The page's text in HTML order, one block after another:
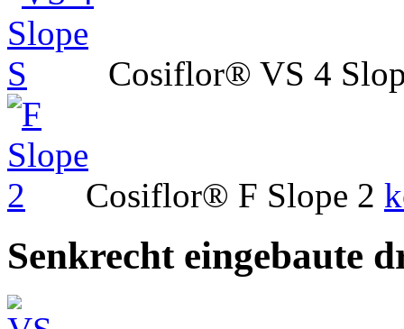
Cosiflor® VS 4
Cosiflor® F Slope 2
Senkrecht eingebaute